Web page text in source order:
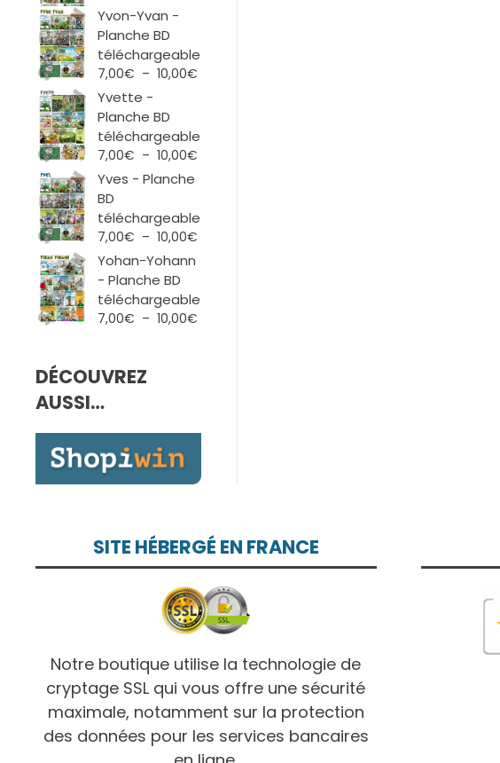
Yvon-Yvan -
Planche BD
téléchargeable
7,00€ – 10,00€
Yvette -
Planche BD
téléchargeable
7,00€ – 10,00€
Yves - Planche
BD
téléchargeable
7,00€ – 10,00€
Yohan-Yohann
- Planche BD
téléchargeable
7,00€ – 10,00€
DÉCOUVREZ
AUSSI…
SITE HÉBERGÉ EN FRANCE
Notre boutique utilise la technologie de
cryptage SSL qui vous offre une sécurité
maximale, notamment sur la protection
des données pour les services bancaires